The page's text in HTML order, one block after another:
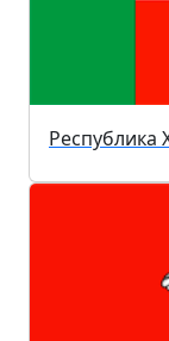
Республика